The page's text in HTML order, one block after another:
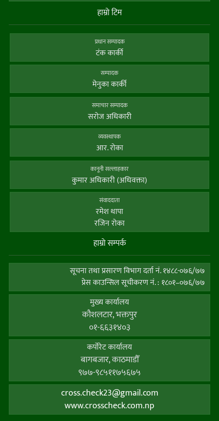
हाम्राे टिम
प्रधान सम्पादक
टंक कार्की
सम्पादक
मेनुका कार्की
समाचार सम्पादक
सराेज अधिकारी
व्यवस्थापक
आर. राेका
कानूनी सल्लाहकार
कुमार अधिकारी (अधिवक्ता)
संवाददाता
रमेश थापा
रजिन रोका
हाम्राे सम्पर्क
सूचना तथा प्रसारण विभाग दर्ता नं. १४८८-०७६/७७
प्रेस काउन्सिल सूचीकरण नं. : १८०१–०७६/७७
मुख्य कार्यालय
कौशलटार, भक्तपुर
०१-६६३१४०३
कर्पाेरेट कार्यालय
बागबजार, काठमाडौँ
९७७-९८५११७५६७५
cross.check23@gmail.com
www.crosscheck.com.np